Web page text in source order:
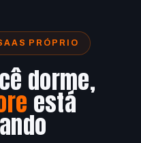
PRÓPRIO
dorme,
está